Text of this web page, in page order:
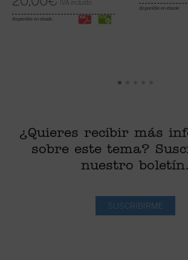
IVA incluido
disponible en ebook:
disponible en ebook:
¿Quieres recibir más
sobre este tema?
nuestro boletín.
SUSCRIBIRME